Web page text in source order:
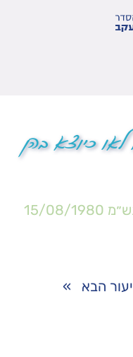
לאו כיוצא בהן
15/08/1980
הבא »